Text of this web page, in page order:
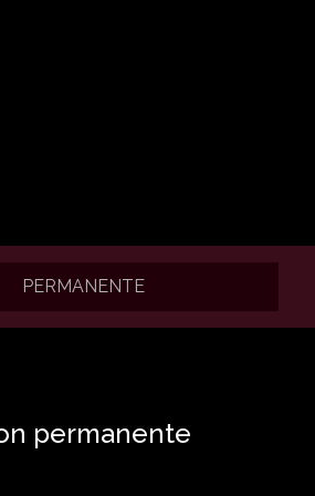
PERMANENTE
permanente